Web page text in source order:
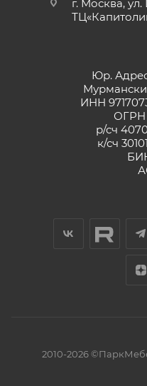
г. Москва,
Юр.
ИНН
ОГРН
р/сч
к/сч
2010-2026